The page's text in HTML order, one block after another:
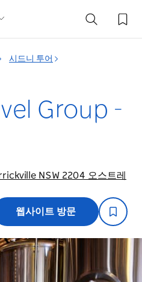
시드니 투어
Group -
NSW 2204 오스트레
웹사이트 방문